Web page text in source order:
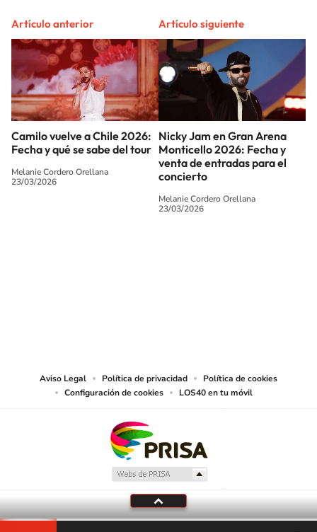
Artículo anterior
Camilo vuelve a Chile 2026:
Fecha y qué se sabe del tour
Melanie Cordero Orellana
23/03/2026
Artículo siguiente
Nicky Jam en Gran Arena
Monticello 2026: Fecha y
venta de entradas para el
concierto
Melanie Cordero Orellana
23/03/2026
Aviso Legal Política de privacidad
Política de cookies
Configuración de cookies
LOS40 en tu móvil